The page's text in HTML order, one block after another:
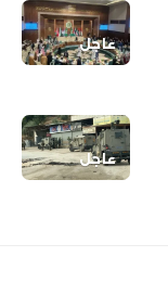
عاجل
عاجل